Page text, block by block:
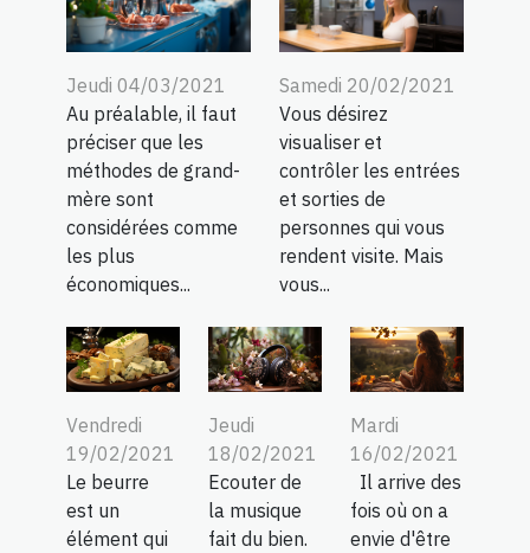
Jeudi 04/03/2021
Au préalable, il faut
préciser que les
méthodes de grand-
mère sont
considérées comme
les plus
économiques...
Samedi 20/02/2021
Vous désirez
visualiser et
contrôler les entrées
et sorties de
personnes qui vous
rendent visite. Mais
vous...
Vendredi
19/02/2021
Le beurre
est un
élément qui
Jeudi
18/02/2021
Ecouter de
la musique
fait du bien.
Mardi
16/02/2021
Il arrive des
fois où on a
envie d'être